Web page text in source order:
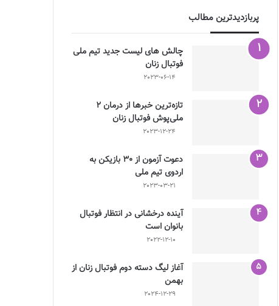
پربازدیدترین مطالب
چالش هاى ليست جدید تيم ملى
فوتبال زنان
2023-06-14
تازه‌ترین خبرها از درمان ۲
ملی‌پوش فوتبال زنان
2023-12-24
دعوت آزمون از 30 بازیکن به
اردوی تیم ملی
2023-03-21
آینده درخشانی در انتظار فوتبال
بانوان است
2022-12-10
آغاز لیگ دسته دوم فوتبال زنان از
بهمن
2024-12-29